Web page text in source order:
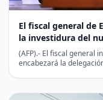
El fiscal general de
la investidura del
(AFP).- El fiscal general
encabezará la